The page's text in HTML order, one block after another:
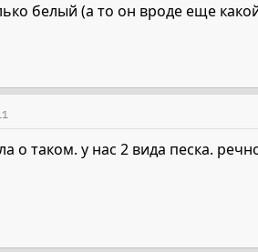
белый (а то он вроде еще
о таком. у нас 2 вида песка.